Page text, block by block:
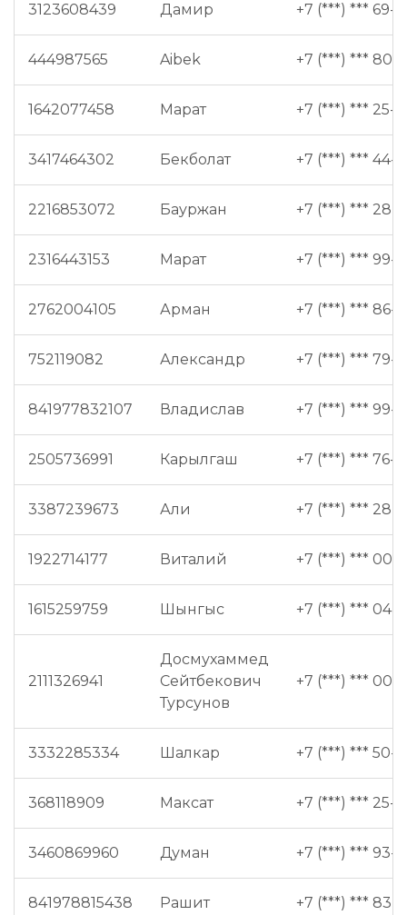
3123608439 Дамир +7 (***) *** 69-
444987565 Aibek +7 (***) *** 80-
1642077458 Марат +7 (***) *** 25-
3417464302 Бекболат +7 (***) *** 44-
2216853072 Бауржан +7 (***) *** 28-
2316443153 Марат +7 (***) *** 99-
2762004105 Арман +7 (***) *** 86-
752119082 Александр +7 (***) *** 79-
841977832107 Владислав +7 (***) *** 99-
2505736991 Карылгаш +7 (***) *** 76-
3387239673 Али +7 (***) *** 28-
1922714177 Виталий +7 (***) *** 00-
1615259759 Шынгыс +7 (***) *** 04-
2111326941
Досмухаммед
Сейтбекович
Турсунов
+7 (***) *** 00-
3332285334 Шалкар +7 (***) *** 50-
368118909 Максат +7 (***) *** 25-
3460869960 Думан +7 (***) *** 93-
841978815438 Рашит +7 (***) *** 83-